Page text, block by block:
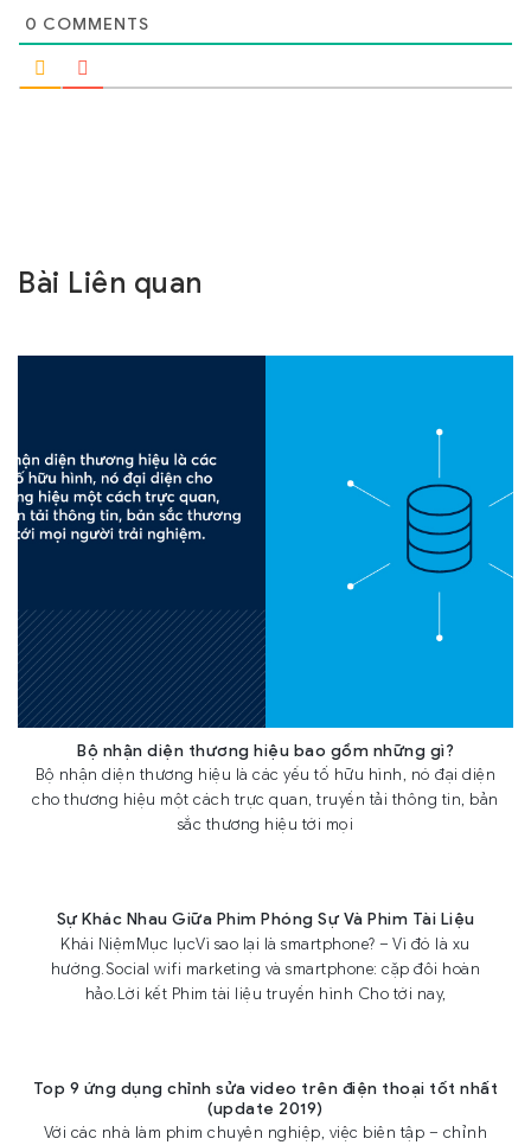
0 COMMENTS
Bài Liên quan
Bộ nhận diện thương hiệu bao gồm những gì?
Bộ nhận diện thương hiệu là các yếu tố hữu hình, nó đại diện
cho thương hiệu một cách trực quan, truyền tải thông tin, bản
sắc thương hiệu tới mọi
Sự Khác Nhau Giữa Phim Phóng Sự Và Phim Tài Liệu
Khái NiệmMục lụcVì sao lại là smartphone? – Vì đó là xu
hướng.Social wifi marketing và smartphone: cặp đôi hoàn
hảo.Lời kết Phim tài liệu truyền hình Cho tới nay,
Top 9 ứng dụng chỉnh sửa video trên điện thoại tốt nhất
(update 2019)
Với các nhà làm phim chuyên nghiệp, việc biên tập – chỉnh